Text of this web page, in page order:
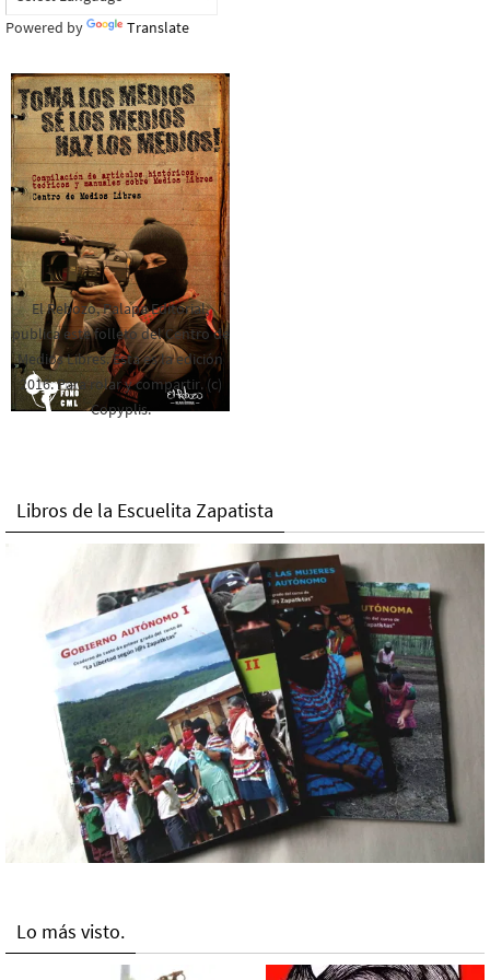
Powered by Translate
El Rebozo, Palapa Editorial,
publica este folleto del Centro de
Medios Libres. Esta es la edición
2016. Para rolar y compartir. (c)
Copyplis.
Libros de la Escuelita Zapatista
Lo más visto.